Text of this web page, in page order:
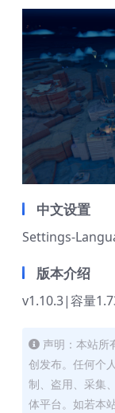
中文设置
Settings-
版本介绍
v1.10.3|容量
声明：本站所
创发布。任何个
制、盗用、采集
体平台。如若本